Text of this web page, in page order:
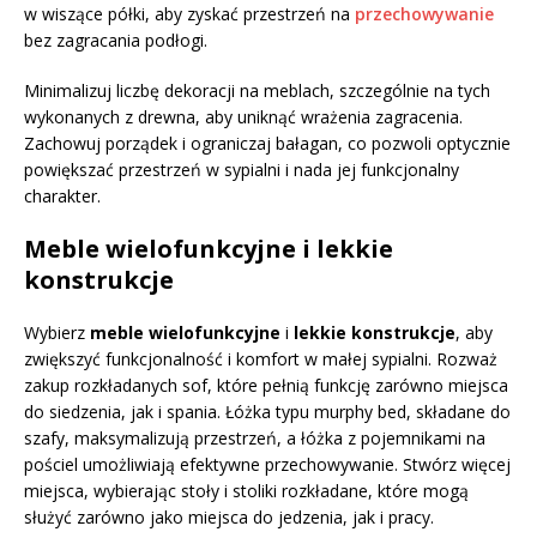
w wiszące półki, aby zyskać przestrzeń na przechowywanie
bez zagracania podłogi.
Minimalizuj liczbę dekoracji na meblach, szczególnie na tych
wykonanych z drewna, aby uniknąć wrażenia zagracenia.
Zachowuj porządek i ograniczaj bałagan, co pozwoli optycznie
powiększać przestrzeń w sypialni i nada jej funkcjonalny
charakter.
Meble wielofunkcyjne i lekkie
konstrukcje
Wybierz meble wielofunkcyjne i lekkie konstrukcje, aby
zwiększyć funkcjonalność i komfort w małej sypialni. Rozważ
zakup rozkładanych sof, które pełnią funkcję zarówno miejsca
do siedzenia, jak i spania. Łóżka typu murphy bed, składane do
szafy, maksymalizują przestrzeń, a łóżka z pojemnikami na
pościel umożliwiają efektywne przechowywanie. Stwórz więcej
miejsca, wybierając stoły i stoliki rozkładane, które mogą
służyć zarówno jako miejsca do jedzenia, jak i pracy.